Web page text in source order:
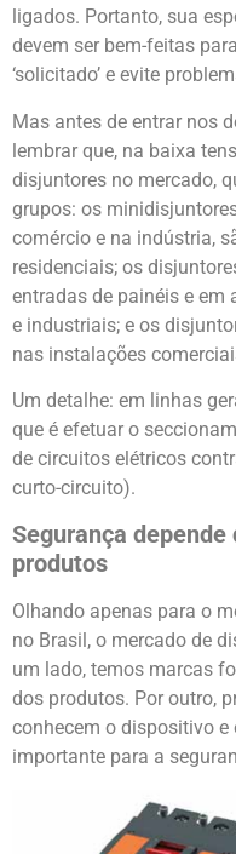
ligados. Portanto, sua
devem ser bem-feitas
‘solicitado’ e evite
Mas antes de entrar nos
lembrar que, na baixa
disjuntores no mercado,
grupos: os
comércio e na indústria,
residenciais; os
entradas de painéis e em
e industriais; e os
nas instalações
Um detalhe: em linhas
que é efetuar o
de circuitos elétricos
curto-circuito).
Segurança
produtos
Olhando apenas para o
no Brasil, o mercado de
um lado, temos marcas
dos produtos. Por outro,
conhecem o dispositivo e
importante para a